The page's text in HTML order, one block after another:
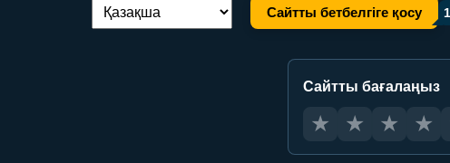
Тілді ауыстыру: Сайтты бетбелгіге қосу
Сайтты бағалаңыз
★ ★ ★ ★